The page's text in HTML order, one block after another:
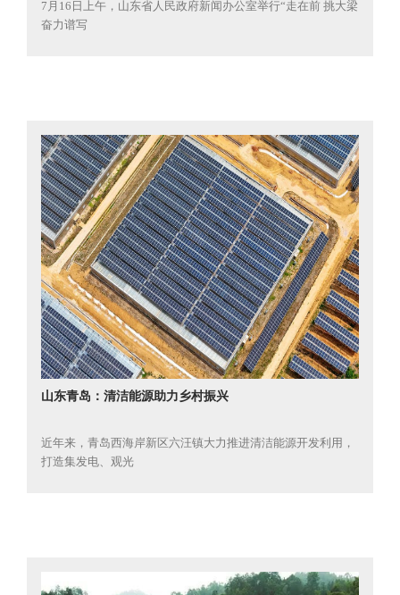
7月16日上午，山东省人民政府新闻办公室举行“走在前 挑大梁
奋力谱写
山东青岛：清洁能源助力乡村振兴
近年来，青岛西海岸新区六汪镇大力推进清洁能源开发利用，
打造集发电、观光